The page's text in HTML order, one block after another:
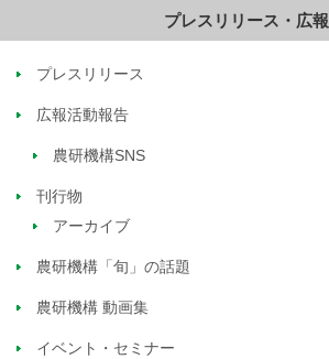
プレスリリース・広報
プレスリリース
広報活動報告
農研機構SNS
刊行物
アーカイブ
農研機構「旬」の話題
農研機構 動画集
イベント・セミナー